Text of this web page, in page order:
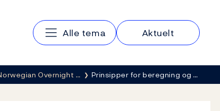
Hovedmeny
Alle tema Aktuelt
Overnight … Prinsipper for beregning og …